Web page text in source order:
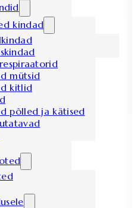
kindad
mütsid
kitlid
põlled ja kätised